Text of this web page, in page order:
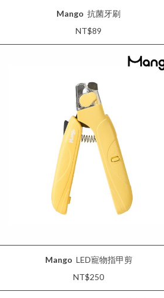
Mango 抗菌牙刷
NT$89
Mango LED寵物指甲剪
NT$250